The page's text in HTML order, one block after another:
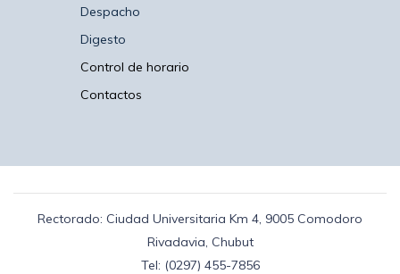
Despacho
Digesto
Control de horario
Contactos
Rectorado: Ciudad Universitaria Km 4, 9005 Comodoro
Rivadavia, Chubut
Tel: (0297) 455-7856